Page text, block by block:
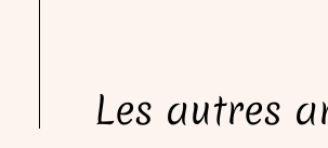
Les autres